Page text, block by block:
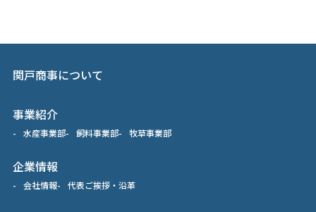
関戸商事について
事業紹介
水産事業部 飼料事業部 牧草事業部
企業情報
会社情報 代表ご挨拶 ・ 沿革